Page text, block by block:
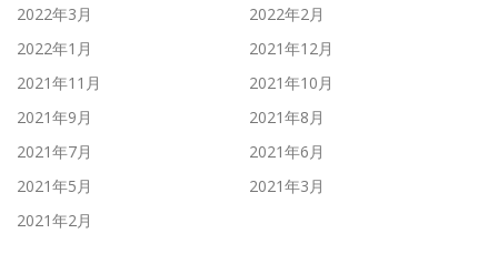
2022年3月
2022年2月
2022年1月
2021年12月
2021年11月
2021年10月
2021年9月
2021年8月
2021年7月
2021年6月
2021年5月
2021年3月
2021年2月